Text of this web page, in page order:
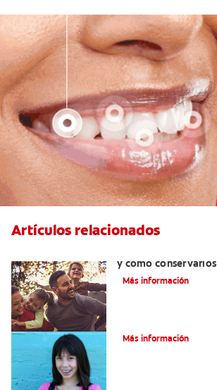
Artículos relacionados
y cómo conservarlos
Más información
Más información